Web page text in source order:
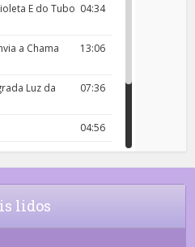
04:34
E do Tubo
13:06
a Chama
07:36
Luz da
04:56
18:00
04:43
da Vossa
lidos